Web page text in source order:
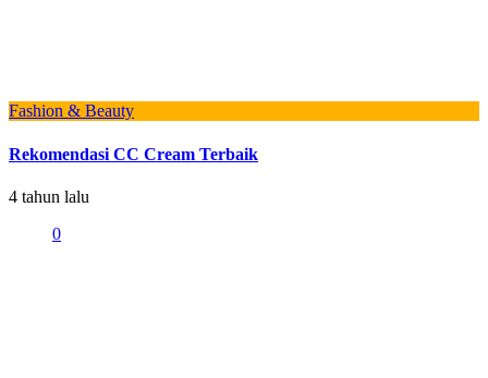
Fashion & Beauty
Rekomendasi CC Cream Terbaik
4 tahun lalu
0